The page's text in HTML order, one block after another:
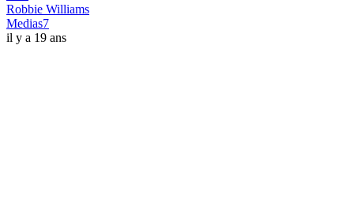
Robbie Williams
Medias7
il y a 19 ans